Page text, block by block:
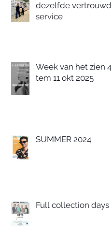
dezelfde vertrouwde
service
Week van het zien 4
tem 11 okt 2025
SUMMER 2024
Full collection days